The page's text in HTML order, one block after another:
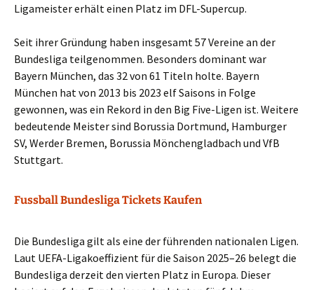
Ligameister erhält einen Platz im DFL-Supercup.
Seit ihrer Gründung haben insgesamt 57 Vereine an der
Bundesliga teilgenommen. Besonders dominant war
Bayern München, das 32 von 61 Titeln holte. Bayern
München hat von 2013 bis 2023 elf Saisons in Folge
gewonnen, was ein Rekord in den Big Five-Ligen ist. Weitere
bedeutende Meister sind Borussia Dortmund, Hamburger
SV, Werder Bremen, Borussia Mönchengladbach und VfB
Stuttgart.
Fussball Bundesliga Tickets Kaufen
Die Bundesliga gilt als eine der führenden nationalen Ligen.
Laut UEFA-Ligakoeffizient für die Saison 2025–26 belegt die
Bundesliga derzeit den vierten Platz in Europa. Dieser